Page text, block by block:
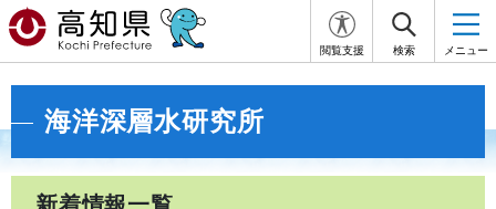
閲覧支援 検索 メニュー
海洋深層水研究所